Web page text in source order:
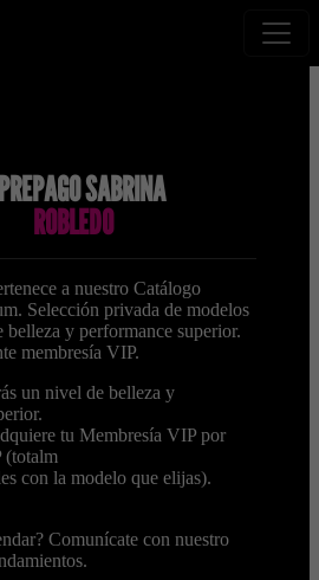
SABRINA
ROBLEDO
a nuestro Catálogo
Selección privada de modelos
belleza y performance superior.
membresía VIP.
un nivel de belleza y
tu Membresía VIP por
(totalm
con la modelo que elijas).
Comunícate con nuestro